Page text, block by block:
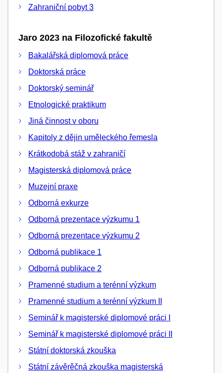
Zahraniční pobyt 3
Jaro 2023 na Filozofické fakultě
Bakalářská diplomová práce
Doktorská práce
Doktorský seminář
Etnologické praktikum
Jiná činnost v oboru
Kapitoly z dějin uměleckého řemesla
Krátkodobá stáž v zahraničí
Magisterská diplomová práce
Muzejní praxe
Odborná exkurze
Odborná prezentace výzkumu 1
Odborná prezentace výzkumu 2
Odborná publikace 1
Odborná publikace 2
Pramenné studium a terénní výzkum
Pramenné studium a terénní výzkum II
Seminář k magisterské diplomové práci I
Seminář k magisterské diplomové práci II
Státní doktorská zkouška
Státní závěrěčná zkouška magisterská